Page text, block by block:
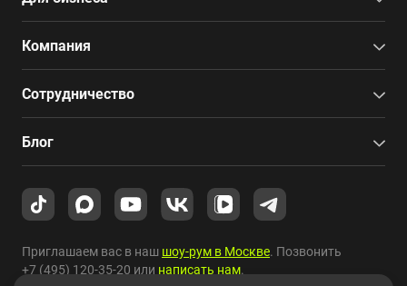
Компания
Сотрудничество
Блог
Приглашаем вас в наш шоу-рум в Москве. Позвонить
+7 (495) 120-35-20 или написать нам.